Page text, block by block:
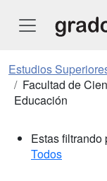
Estudios
Facultad de
Educación
Estas filtrando
Todos